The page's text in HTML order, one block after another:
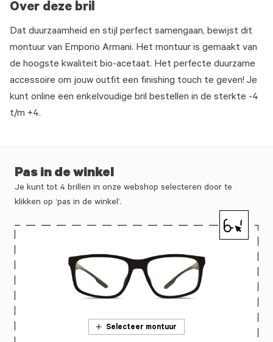
Over deze bril
Dat duurzaamheid en stijl perfect samengaan, bewijst dit
montuur van Emporio Armani. Het montuur is gemaakt van
de hoogste kwaliteit bio-acetaat. Het perfecte duurzame
accessoire om jouw outfit een finishing touch te geven! Je
kunt online een enkelvoudige bril bestellen in de sterkte -4
t/m +4.
Pas in de winkel
Je kunt tot 4 brillen in onze webshop selecteren door te
klikken op ‘pas in de winkel’.
Selecteer montuur